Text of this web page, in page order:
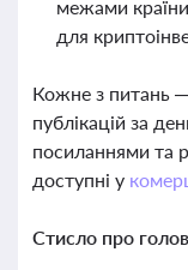
межами
для
Кожне з питань
публікацій за
посиланнями та
доступні у
Стисло про